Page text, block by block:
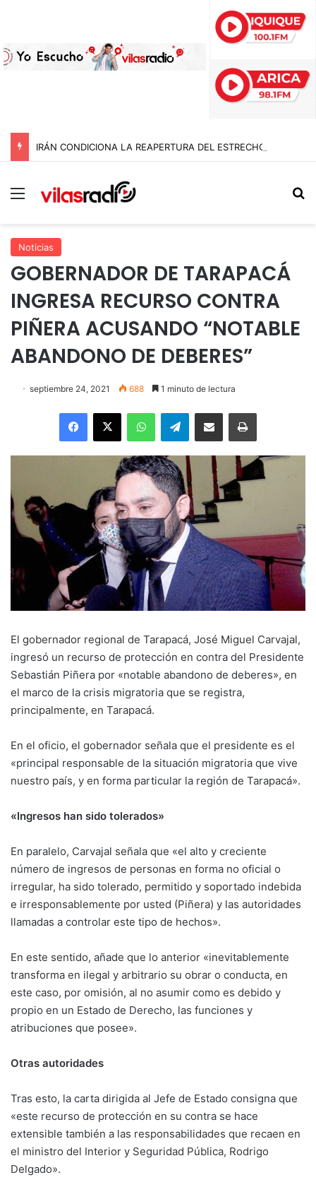
Menú
Noticias
GOBERNADOR DE TARAPACÁ
INGRESA RECURSO CONTRA
PIÑERA ACUSANDO “NOTABLE
ABANDONO DE DEBERES”
septiembre 24, 2021 688 1 minuto de lectura
Facebook
X WhatsAppTelegramEnviar vía email Imprimir
El gobernador regional de Tarapacá, José Miguel Carvajal,
ingresó un recurso de protección en contra del Presidente
Sebastián Piñera por «notable abandono de deberes», en
el marco de la crisis migratoria que se registra,
principalmente, en Tarapacá.
En el oficio, el gobernador señala que el presidente es el
«principal responsable de la situación migratoria que vive
nuestro país, y en forma particular la región de Tarapacá».
«Ingresos han sido tolerados»
En paralelo, Carvajal señala que «el alto y creciente
número de ingresos de personas en forma no oficial o
irregular, ha sido tolerado, permitido y soportado indebida
e irresponsablemente por usted (Piñera) y las autoridades
llamadas a controlar este tipo de hechos».
En este sentido, añade que lo anterior «inevitablemente
transforma en ilegal y arbitrario su obrar o conducta, en
este caso, por omisión, al no asumir como es debido y
propio en un Estado de Derecho, las funciones y
atribuciones que posee».
Otras autoridades
Tras esto, la carta dirigida al Jefe de Estado consigna que
«este recurso de protección en su contra se hace
extensible también a las responsabilidades que recaen en
el ministro del Interior y Seguridad Pública, Rodrigo
Delgado».